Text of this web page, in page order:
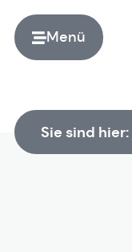
Menü
Sie sind hier: